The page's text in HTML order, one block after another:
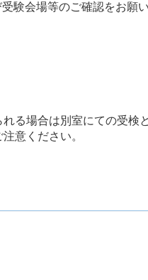
験会場等のご確認をお願い
る場合は別室にての受検
意ください。